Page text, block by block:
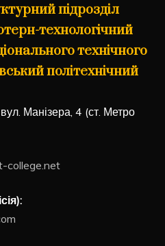
підрозділ
технологічний
технічного
політехнічний
Манізера, 4 (ст. Метро
college.net